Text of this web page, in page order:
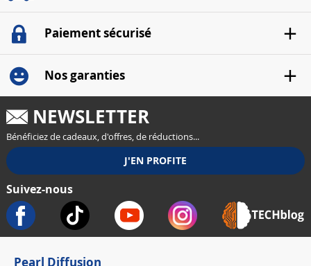
Paiement sécurisé
Nos garanties
NEWSLETTER
Bénéficiez de cadeaux, d'offres, de réductions...
Suivez-nous
Pearl Diffusion